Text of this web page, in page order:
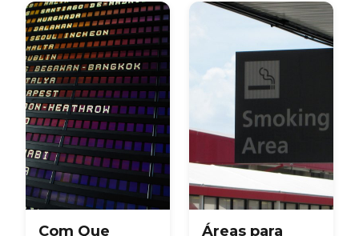
chamam de Ferihegy.
Aqui você descobrirá o
que cada código
significa, onde os verá
e quantos aeroportos
Budapeste realmente
tem.
para bagagem fora de
formato e o ponto de
entrega de malas no
centro da cidade em
Kálvin tér — tudo
sobre como lidar com
a sua bagagem no
Aeroporto de
Budapeste (BUD).
Com Que
Áreas para